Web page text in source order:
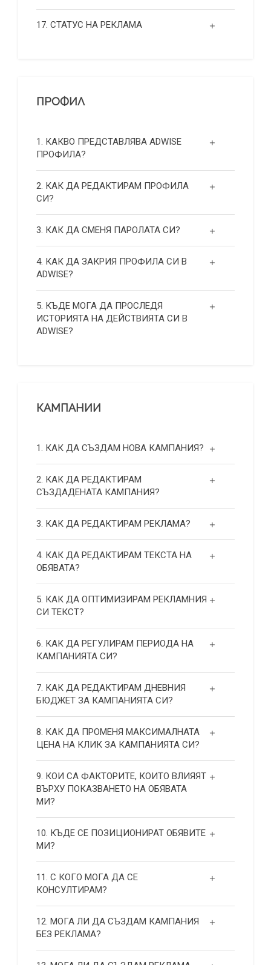
17. СТАТУС НА РЕКЛАМА
ПРОФИЛ
1. КАКВО ПРЕДСТАВЛЯВА ADWISE
ПРОФИЛА?
2. КАК ДА РЕДАКТИРАМ ПРОФИЛА
СИ?
3. КАК ДА СМЕНЯ ПАРОЛАТА СИ?
4. КАК ДА ЗАКРИЯ ПРОФИЛА СИ В
ADWISE?
5. КЪДЕ МОГА ДА ПРОСЛЕДЯ
ИСТОРИЯТА НА ДЕЙСТВИЯТА СИ В
ADWISE?
КАМПАНИИ
1. КАК ДА СЪЗДАМ НОВА КАМПАНИЯ?
2. КАК ДА РЕДАКТИРАМ
СЪЗДАДЕНАТА КАМПАНИЯ?
3. КАК ДА РЕДАКТИРАМ РЕКЛАМА?
4. КАК ДА РЕДАКТИРАМ ТЕКСТА НА
ОБЯВАТА?
5. КАК ДА ОПТИМИЗИРАМ РЕКЛАМНИЯ
СИ ТЕКСТ?
6. КАК ДА РЕГУЛИРАМ ПЕРИОДА НА
КАМПАНИЯТА СИ?
7. КАК ДА РЕДАКТИРАМ ДНЕВНИЯ
БЮДЖЕТ ЗА КАМПАНИЯТА СИ?
8. КАК ДА ПРОМЕНЯ МАКСИМАЛНАТА
ЦЕНА НА КЛИК ЗА КАМПАНИЯТА СИ?
9. КОИ СА ФАКТОРИТЕ, КОИТО ВЛИЯЯТ
ВЪРХУ ПОКАЗВАНЕТО НА ОБЯВАТА
МИ?
10. КЪДЕ СЕ ПОЗИЦИОНИРАТ ОБЯВИТЕ
МИ?
11. С КОГО МОГА ДА СЕ
КОНСУЛТИРАМ?
12. МОГА ЛИ ДА СЪЗДАМ КАМПАНИЯ
БЕЗ РЕКЛАМА?